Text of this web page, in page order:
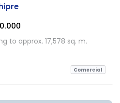
to approx. 17,578 sq. m.
Comercial